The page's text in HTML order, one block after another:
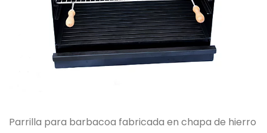
Parrilla para barbacoa fabricada en chapa de hierro